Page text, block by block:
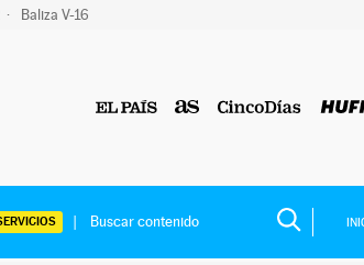
Baliza V-16